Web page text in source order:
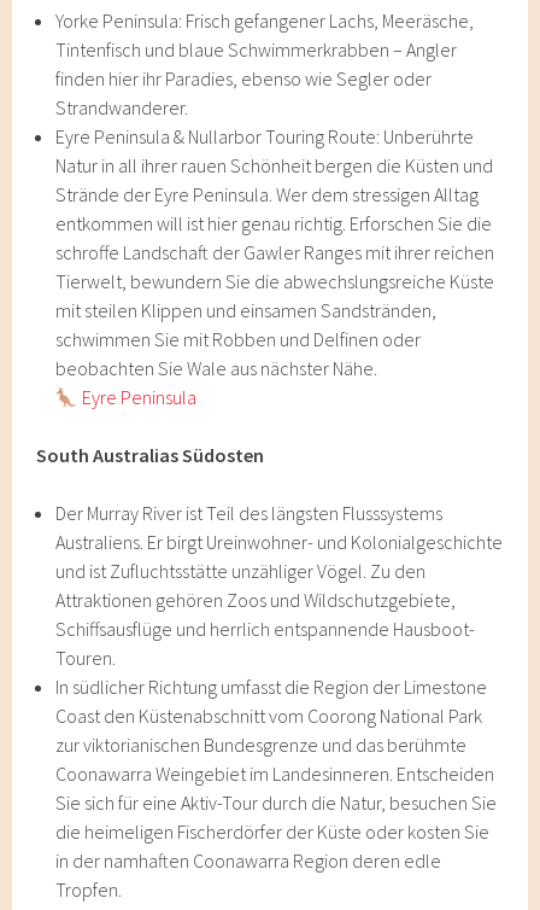
Yorke Peninsula: Frisch gefangener Lachs, Meeräsche,
Tintenfisch und blaue Schwimmerkrabben – Angler
finden hier ihr Paradies, ebenso wie Segler oder
Strandwanderer.
Eyre Peninsula & Nullarbor Touring Route: Unberührte
Natur in all ihrer rauen Schönheit bergen die Küsten und
Strände der Eyre Peninsula. Wer dem stressigen Alltag
entkommen will ist hier genau richtig. Erforschen Sie die
schroffe Landschaft der Gawler Ranges mit ihrer reichen
Tierwelt, bewundern Sie die abwechslungsreiche Küste
mit steilen Klippen und einsamen Sandstränden,
schwimmen Sie mit Robben und Delfinen oder
beobachten Sie Wale aus nächster Nähe.
Eyre Peninsula
South Australias Südosten
Der Murray River ist Teil des längsten Flusssystems
Australiens. Er birgt Ureinwohner- und Kolonialgeschichte
und ist Zufluchtsstätte unzähliger Vögel. Zu den
Attraktionen gehören Zoos und Wildschutzgebiete,
Schiffsausflüge und herrlich entspannende Hausboot-
Touren.
In südlicher Richtung umfasst die Region der Limestone
Coast den Küstenabschnitt vom Coorong National Park
zur viktorianischen Bundesgrenze und das berühmte
Coonawarra Weingebiet im Landesinneren. Entscheiden
Sie sich für eine Aktiv-Tour durch die Natur, besuchen Sie
die heimeligen Fischerdörfer der Küste oder kosten Sie
in der namhaften Coonawarra Region deren edle
Tropfen.